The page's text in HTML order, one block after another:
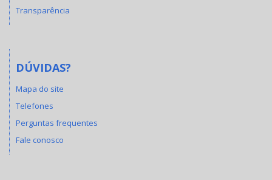
Transparência
DÚVIDAS?
Mapa do site
Telefones
Perguntas frequentes
Fale conosco